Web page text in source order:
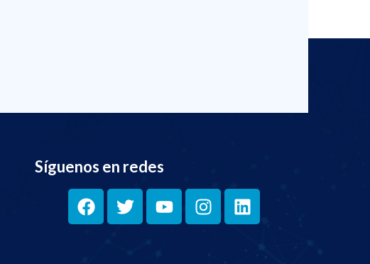
Síguenos en redes